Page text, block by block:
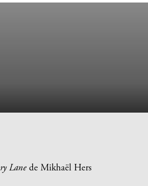
Lane de Mikhaël Hers